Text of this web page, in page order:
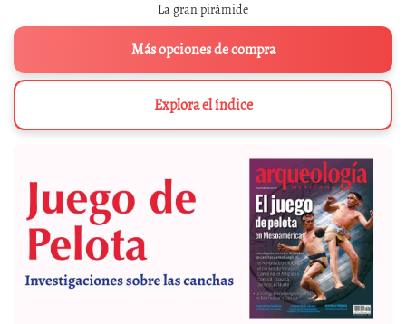
La gran pirámide
Más opciones de compra
Explora el índice